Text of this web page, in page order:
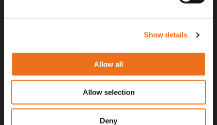
Show details
Allow all
Allow selection
Deny
Entreprenad
Lantbruk
Slirskydd
Om Nordfarm
Återförsäljare